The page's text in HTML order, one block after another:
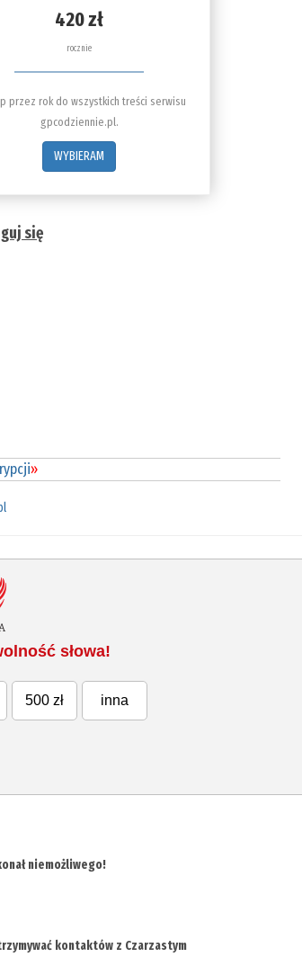
420 zł
rocznie
przez rok do wszystkich treści serwisu
gpcodziennie.pl.
WYBIERAM
się
»
słowa!
500 zł inna
niemożliwego!
kontaktów z Czarzastym